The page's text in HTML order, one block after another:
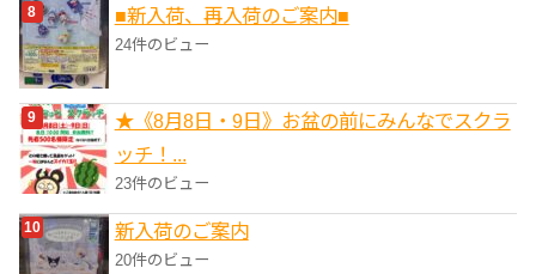
■新入荷、再入荷のご案内■
24件のビュー
★《8月8日・9日》お盆の前にみんなでスクラ
ッチ！...
23件のビュー
新入荷のご案内
20件のビュー